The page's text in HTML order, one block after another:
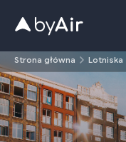
Strona główna Lotniska